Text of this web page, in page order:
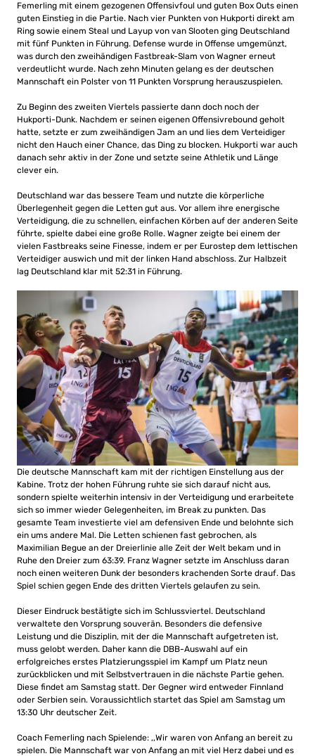
Femerling mit einem gezogenen Offensivfoul und guten Box Outs einen
guten Einstieg in die Partie. Nach vier Punkten von Hukporti direkt am
Ring sowie einem Steal und Layup von van Slooten ging Deutschland
mit fünf Punkten in Führung. Defense wurde in Offense umgemünzt,
was durch den zweihändigen Fastbreak-Slam von Wagner erneut
verdeutlicht wurde. Nach zehn Minuten gelang es der deutschen
Mannschaft ein Polster von 11 Punkten Vorsprung herauszuspielen.
Zu Beginn des zweiten Viertels passierte dann doch noch der
Hukporti-Dunk. Nachdem er seinen eigenen Offensivrebound geholt
hatte, setzte er zum zweihändigen Jam an und lies dem Verteidiger
nicht den Hauch einer Chance, das Ding zu blocken. Hukporti war auch
danach sehr aktiv in der Zone und setzte seine Athletik und Länge
clever ein.
Deutschland war das bessere Team und nutzte die körperliche
Überlegenheit gegen die Letten gut aus. Vor allem ihre energische
Verteidigung, die zu schnellen, einfachen Körben auf der anderen Seite
führte, spielte dabei eine große Rolle. Wagner zeigte bei einem der
vielen Fastbreaks seine Finesse, indem er per Eurostep dem lettischen
Verteidiger auswich und mit der linken Hand abschloss. Zur Halbzeit
lag Deutschland klar mit 52:31 in Führung.
Die deutsche Mannschaft kam mit der richtigen Einstellung aus der
Kabine. Trotz der hohen Führung ruhte sie sich darauf nicht aus,
sondern spielte weiterhin intensiv in der Verteidigung und erarbeitete
sich so immer wieder Gelegenheiten, im Break zu punkten. Das
gesamte Team investierte viel am defensiven Ende und belohnte sich
ein ums andere Mal. Die Letten schienen fast gebrochen, als
Maximilian Begue an der Dreierlinie alle Zeit der Welt bekam und in
Ruhe den Dreier zum 63:39. Franz Wagner setzte im Anschluss daran
noch einen weiteren Dunk der besonders krachenden Sorte drauf. Das
Spiel schien gegen Ende des dritten Viertels gelaufen zu sein.
Dieser Eindruck bestätigte sich im Schlussviertel. Deutschland
verwaltete den Vorsprung souverän. Besonders die defensive
Leistung und die Disziplin, mit der die Mannschaft aufgetreten ist,
muss gelobt werden. Daher kann die DBB-Auswahl auf ein
erfolgreiches erstes Platzierungsspiel im Kampf um Platz neun
zurückblicken und mit Selbstvertrauen in die nächste Partie gehen.
Diese findet am Samstag statt. Der Gegner wird entweder Finnland
oder Serbien sein. Voraussichtlich startet das Spiel am Samstag um
13:30 Uhr deutscher Zeit.
Coach Femerling nach Spielende: ,,Wir waren von Anfang an bereit zu
spielen. Die Mannschaft war von Anfang an mit viel Herz dabei und es